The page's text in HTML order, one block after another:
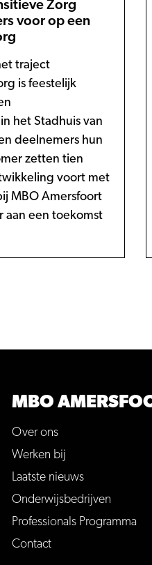
Zorg
voor op een
traject
is feestelijk
het Stadhuis van
deelnemers hun
zetten tien
voort met
MBO Amersfoort
aan een toekomst
MBO
Over ons
Werken bij
Laatste nieuws
Onderwijsbedrijven
Professionals Programma
Contact